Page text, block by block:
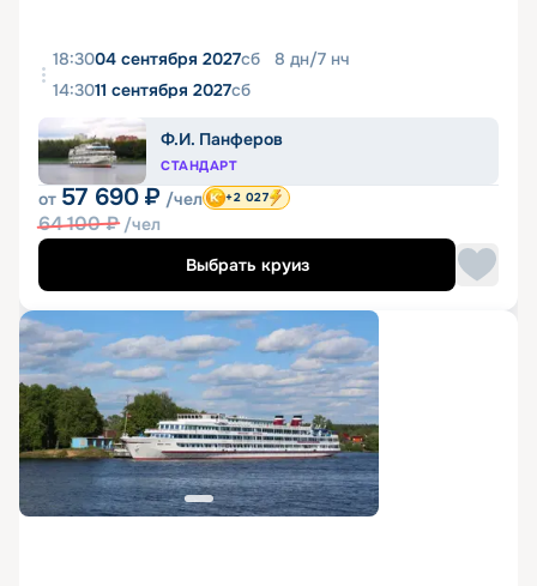
18:3004 сентября 2027сб 8 дн/7 нч
14:3011 сентября 2027сб
Ф.И. Панферов
СТАНДАРТ
от 57 690 ₽ /чел
64 100₽ /чел
+2 027
Выбрать круиз